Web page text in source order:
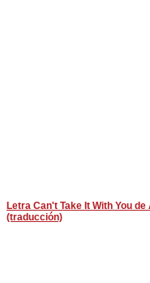
Letra Can't Take It With You
(traducción)